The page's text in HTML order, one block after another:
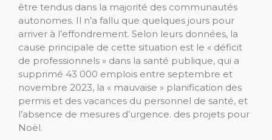
être tendus dans la majorité des communautés
autonomes. Il n’a fallu que quelques jours pour
arriver à l’effondrement. Selon leurs données, la
cause principale de cette situation est le « déficit
de professionnels » dans la santé publique, qui a
supprimé 43 000 emplois entre septembre et
novembre 2023, la « mauvaise » planification des
permis et des vacances du personnel de santé, et
l’absence de mesures d’urgence. des projets pour
Noël.